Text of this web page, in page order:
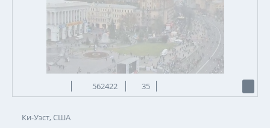
562422 35
Ки-Уэст, США